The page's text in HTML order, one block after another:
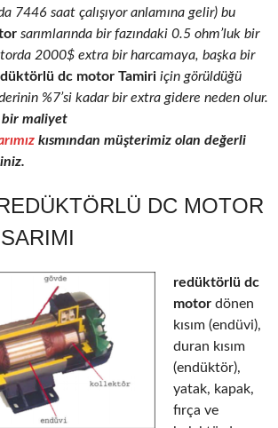
7446 saat çalışıyor anlamına gelir) bu
sarımlarında bir fazındaki 0.5 ohm’luk bir
2000$ extra bir harcamaya, başka bir
dc motor Tamiri için görüldüğü
%7’si kadar bir extra gidere neden olur.
bir maliyet
kısmından müşterimiz olan değerli
DC MOTOR
redüktörlü dc
motor dönen
kısım (endüvi),
duran kısım
(endüktör),
yatak, kapak,
fırça ve